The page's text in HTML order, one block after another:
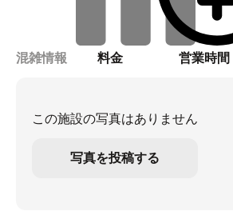
混雑情報 料金 営業時間
この施設の写真はありません
写真を投稿する